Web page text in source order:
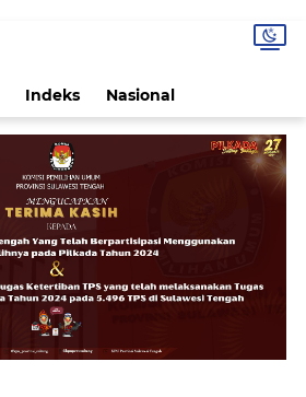
Indeks Nasional